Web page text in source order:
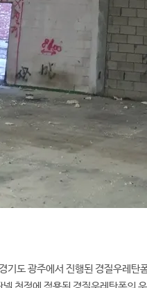
도 광주에서 진행된 경질우레탄